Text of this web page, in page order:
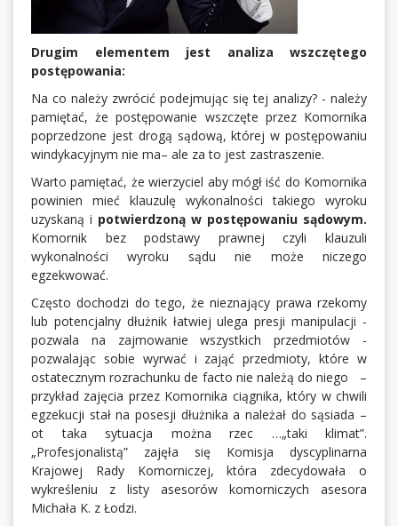
Drugim elementem jest analiza wszczętego
postępowania:
Na co należy zwrócić podejmując się tej analizy? - należy
pamiętać, że postępowanie wszczęte przez Komornika
poprzedzone jest drogą sądową, której w postępowaniu
windykacyjnym nie ma– ale za to jest zastraszenie.
Warto pamiętać, że wierzyciel aby mógł iść do Komornika
powinien mieć klauzulę wykonalności takiego wyroku
uzyskaną i potwierdzoną w postępowaniu sądowym.
Komornik bez podstawy prawnej czyli klauzuli
wykonalności wyroku sądu nie może niczego
egzekwować.
Często dochodzi do tego, że nieznający prawa rzekomy
lub potencjalny dłużnik łatwiej ulega presji manipulacji -
pozwala na zajmowanie wszystkich przedmiotów -
pozwalając sobie wyrwać i zająć przedmioty, które w
ostatecznym rozrachunku de facto nie należą do niego –
przykład zajęcia przez Komornika ciągnika, który w chwili
egzekucji stał na posesji dłużnika a należał do sąsiada –
ot taka sytuacja można rzec …„taki klimat”.
„Profesjonalistą” zajęła się Komisja dyscyplinarna
Krajowej Rady Komorniczej, która zdecydowała o
wykreśleniu z listy asesorów komorniczych asesora
Michała K. z Łodzi.